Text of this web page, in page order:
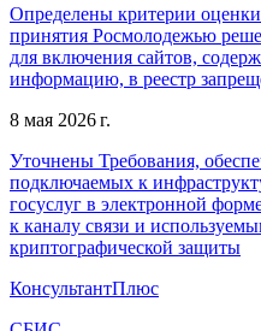
Определены критерии
принятия Росмолодежью
для включения сайтов,
информацию, в реестр
8 мая 2026 г.
Уточнены Требования,
подключаемых к
госуслуг в электронной
к каналу связи и
криптографической защиты
КонсультантПлюс